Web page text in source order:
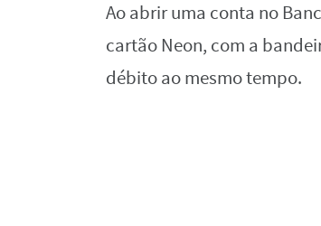
Ao abrir uma conta no
cartão Neon, com a
débito ao mesmo tempo.